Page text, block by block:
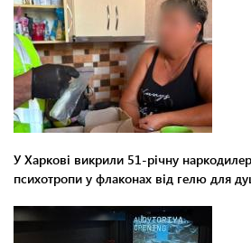
У Харкові викрили 51-річну
психотропи у флаконах від гелю для